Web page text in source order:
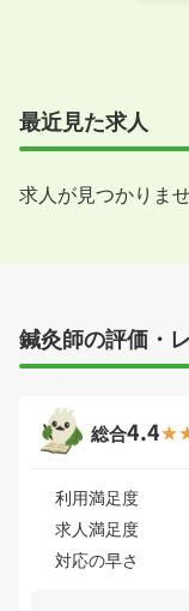
最近見た求人
求人が見つかりま
鍼灸師の評価・
総合4.4
利用満足度
求人満足度
対応の早さ